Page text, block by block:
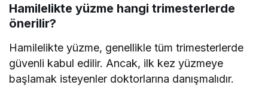
Hamilelikte yüzme hangi trimesterlerde
önerilir?
Hamilelikte yüzme, genellikle tüm trimesterlerde
güvenli kabul edilir. Ancak, ilk kez yüzmeye
başlamak isteyenler doktorlarına danışmalıdır.